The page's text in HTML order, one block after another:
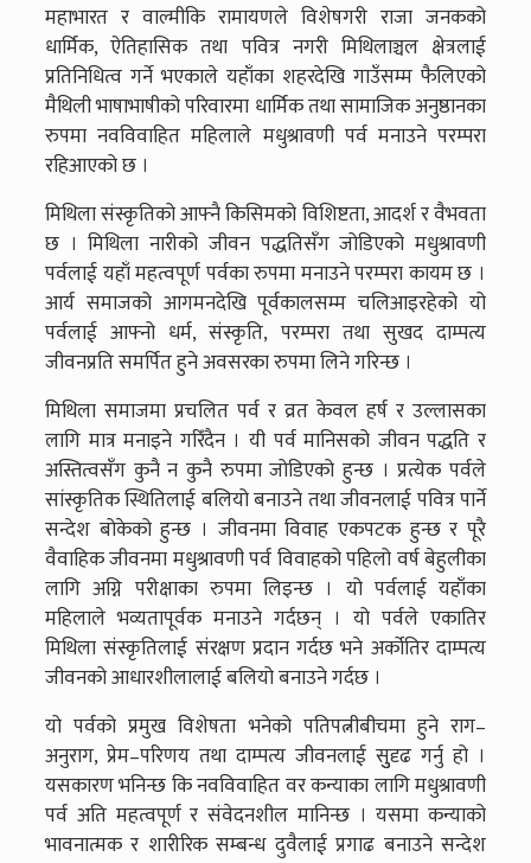
महाभारत र वाल्मीकि रामायणले विशेषगरी राजा जनकको
धार्मिक, ऐतिहासिक तथा पवित्र नगरी मिथिलाञ्चल क्षेत्रलाई
प्रतिनिधित्व गर्ने भएकाले यहाँका शहरदेखि गाउँसम्म फैलिएको
मैथिली भाषाभाषीको परिवारमा धार्मिक तथा सामाजिक अनुष्ठानका
रुपमा नवविवाहित महिलाले मधुश्रावणी पर्व मनाउने परम्परा
रहिआएको छ ।
मिथिला संस्कृतिको आफ्नै किसिमको विशिष्टता, आदर्श र वैभवता
छ । मिथिला नारीको जीवन पद्धतिसँग जोडिएको मधुश्रावणी
पर्वलाई यहाँ महत्वपूर्ण पर्वका रुपमा मनाउने परम्परा कायम छ ।
आर्य समाजको आगमनदेखि पूर्वकालसम्म चलिआइरहेको यो
पर्वलाई आफ्नो धर्म, संस्कृति, परम्परा तथा सुखद दाम्पत्य
जीवनप्रति समर्पित हुने अवसरका रुपमा लिने गरिन्छ ।
मिथिला समाजमा प्रचलित पर्व र व्रत केवल हर्ष र उल्लासका
लागि मात्र मनाइने गरिँदैन । यी पर्व मानिसको जीवन पद्धति र
अस्तित्वसँग कुनै न कुनै रुपमा जोडिएको हुन्छ । प्रत्येक पर्वले
सांस्कृतिक स्थितिलाई बलियो बनाउने तथा जीवनलाई पवित्र पार्ने
सन्देश बोकेको हुन्छ । जीवनमा विवाह एकपटक हुन्छ र पूरै
वैवाहिक जीवनमा मधुश्रावणी पर्व विवाहको पहिलो वर्ष बेहुलीका
लागि अग्नि परीक्षाका रुपमा लिइन्छ । यो पर्वलाई यहाँका
महिलाले भव्यतापूर्वक मनाउने गर्दछन् । यो पर्वले एकातिर
मिथिला संस्कृतिलाई संरक्षण प्रदान गर्दछ भने अर्कोतिर दाम्पत्य
जीवनको आधारशीलालाई बलियो बनाउने गर्दछ ।
यो पर्वको प्रमुख विशेषता भनेको पतिपत्नीबीचमा हुने राग–
अनुराग, प्रेम–परिणय तथा दाम्पत्य जीवनलाई सुुदृढ गर्नु हो ।
यसकारण भनिन्छ कि नवविवाहित वर कन्याका लागि मधुश्रावणी
पर्व अति महत्वपूर्ण र संवेदनशील मानिन्छ । यसमा कन्याको
भावनात्मक र शारीरिक सम्बन्ध दुवैलाई प्रगाढ बनाउने सन्देश